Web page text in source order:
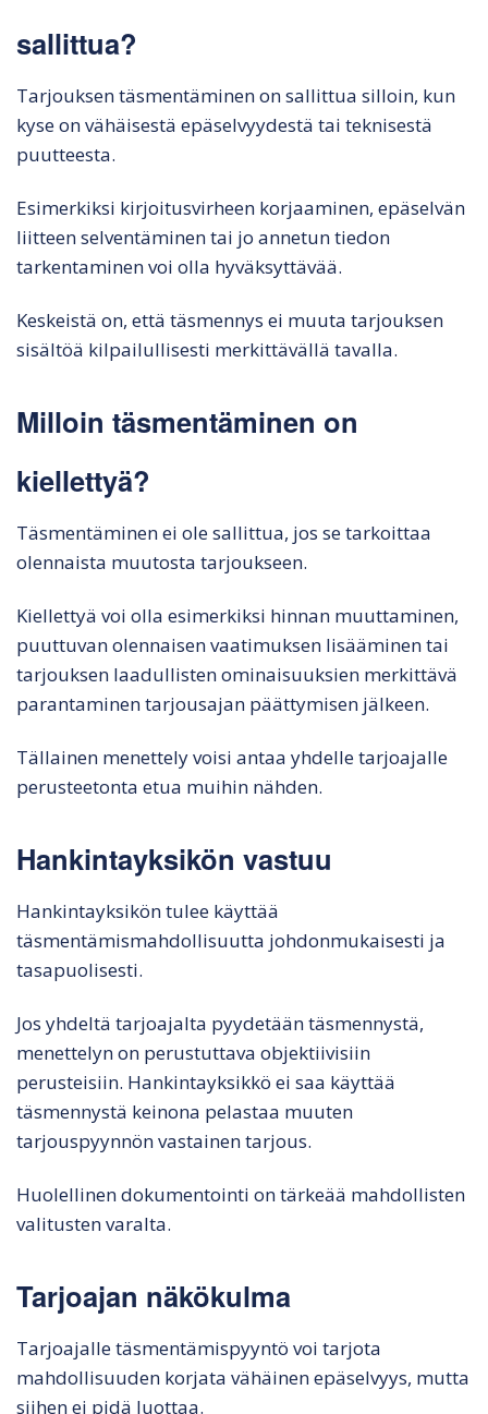
sallittua?
Tarjouksen täsmentäminen on sallittua silloin, kun
kyse on vähäisestä epäselvyydestä tai teknisestä
puutteesta.
Esimerkiksi kirjoitusvirheen korjaaminen, epäselvän
liitteen selventäminen tai jo annetun tiedon
tarkentaminen voi olla hyväksyttävää.
Keskeistä on, että täsmennys ei muuta tarjouksen
sisältöä kilpailullisesti merkittävällä tavalla.
Milloin täsmentäminen on
kiellettyä?
Täsmentäminen ei ole sallittua, jos se tarkoittaa
olennaista muutosta tarjoukseen.
Kiellettyä voi olla esimerkiksi hinnan muuttaminen,
puuttuvan olennaisen vaatimuksen lisääminen tai
tarjouksen laadullisten ominaisuuksien merkittävä
parantaminen tarjousajan päättymisen jälkeen.
Tällainen menettely voisi antaa yhdelle tarjoajalle
perusteetonta etua muihin nähden.
Hankintayksikön vastuu
Hankintayksikön tulee käyttää
täsmentämismahdollisuutta johdonmukaisesti ja
tasapuolisesti.
Jos yhdeltä tarjoajalta pyydetään täsmennystä,
menettelyn on perustuttava objektiivisiin
perusteisiin. Hankintayksikkö ei saa käyttää
täsmennystä keinona pelastaa muuten
tarjouspyynnön vastainen tarjous.
Huolellinen dokumentointi on tärkeää mahdollisten
valitusten varalta.
Tarjoajan näkökulma
Tarjoajalle täsmentämispyyntö voi tarjota
mahdollisuuden korjata vähäinen epäselvyys, mutta
siihen ei pidä luottaa.